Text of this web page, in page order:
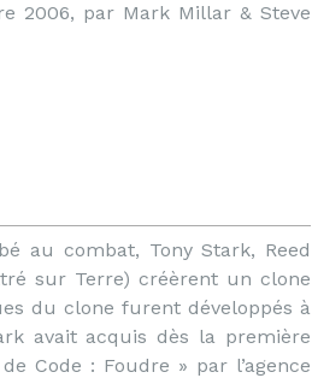
2006, par Mark Millar & Steve
au combat, Tony Stark, Reed
sur Terre) créèrent un clone
du clone furent développés à
avait acquis dès la première
Code : Foudre » par l’agence